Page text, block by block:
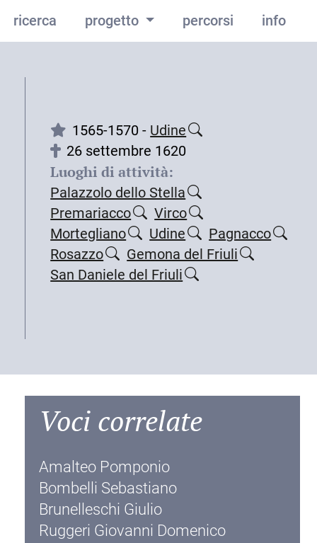
ricerca progetto percorsi info
1565-1570 - Udine
26 settembre 1620
Luoghi di attività:
Palazzolo dello Stella
Premariacco
Virco
Mortegliano
Udine
Pagnacco
Rosazzo
Gemona del Friuli
San Daniele del Friuli
Voci correlate
Amalteo Pomponio
Bombelli Sebastiano
Brunelleschi Giulio
Ruggeri Giovanni Domenico